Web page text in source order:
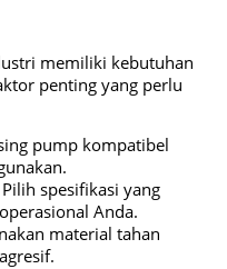
memiliki kebutuhan
penting yang perlu
pump kompatibel
spesifikasi yang
Anda.
material tahan